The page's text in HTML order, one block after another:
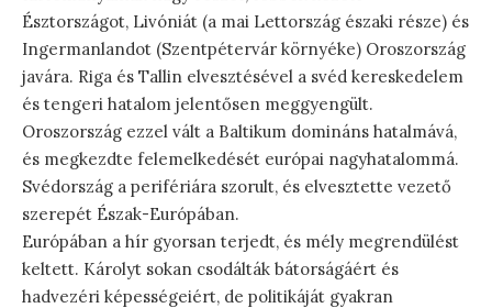
Észtországot, Livóniát (a mai Lettország északi része) és
Ingermanlandot (Szentpétervár környéke) Oroszország
javára. Riga és Tallin elvesztésével a svéd kereskedelem
és tengeri hatalom jelentősen meggyengült.
Oroszország ezzel vált a Baltikum domináns hatalmává,
és megkezdte felemelkedését európai nagyhatalommá.
Svédország a perifériára szorult, és elvesztette vezető
szerepét Észak-Európában.
Európában a hír gyorsan terjedt, és mély megrendülést
keltett. Károlyt sokan csodálták bátorságáért és
hadvezéri képességeiért, de politikáját gyakran